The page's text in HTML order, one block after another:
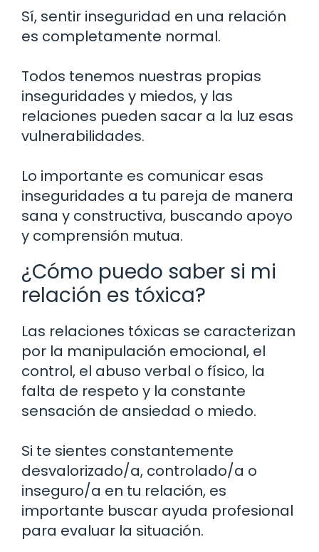
Sí, sentir inseguridad en una relación
es completamente normal.
Todos tenemos nuestras propias
inseguridades y miedos, y las
relaciones pueden sacar a la luz esas
vulnerabilidades.
Lo importante es comunicar esas
inseguridades a tu pareja de manera
sana y constructiva, buscando apoyo
y comprensión mutua.
¿Cómo puedo saber si mi
relación es tóxica?
Las relaciones tóxicas se caracterizan
por la manipulación emocional, el
control, el abuso verbal o físico, la
falta de respeto y la constante
sensación de ansiedad o miedo.
Si te sientes constantemente
desvalorizado/a, controlado/a o
inseguro/a en tu relación, es
importante buscar ayuda profesional
para evaluar la situación.